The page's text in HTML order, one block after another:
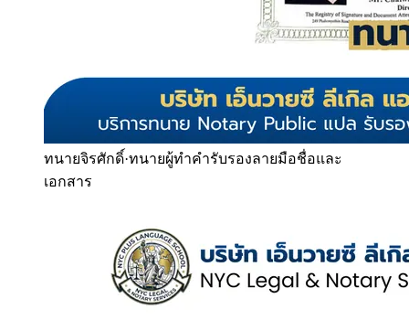
ทนายจิรศักดิ์·ทนายผู้ทำคำรับรองลายมือชื่อและ
เอกสาร